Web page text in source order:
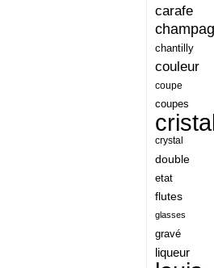
anciens
ancient
anecdotes
angeles
angoul
animaux
antique
antiquite
apollo
applaudis
carafe
chantilly
couleur
coupe
coupes
crystal
double
etat
flutes
glasses
gravé
liqueur